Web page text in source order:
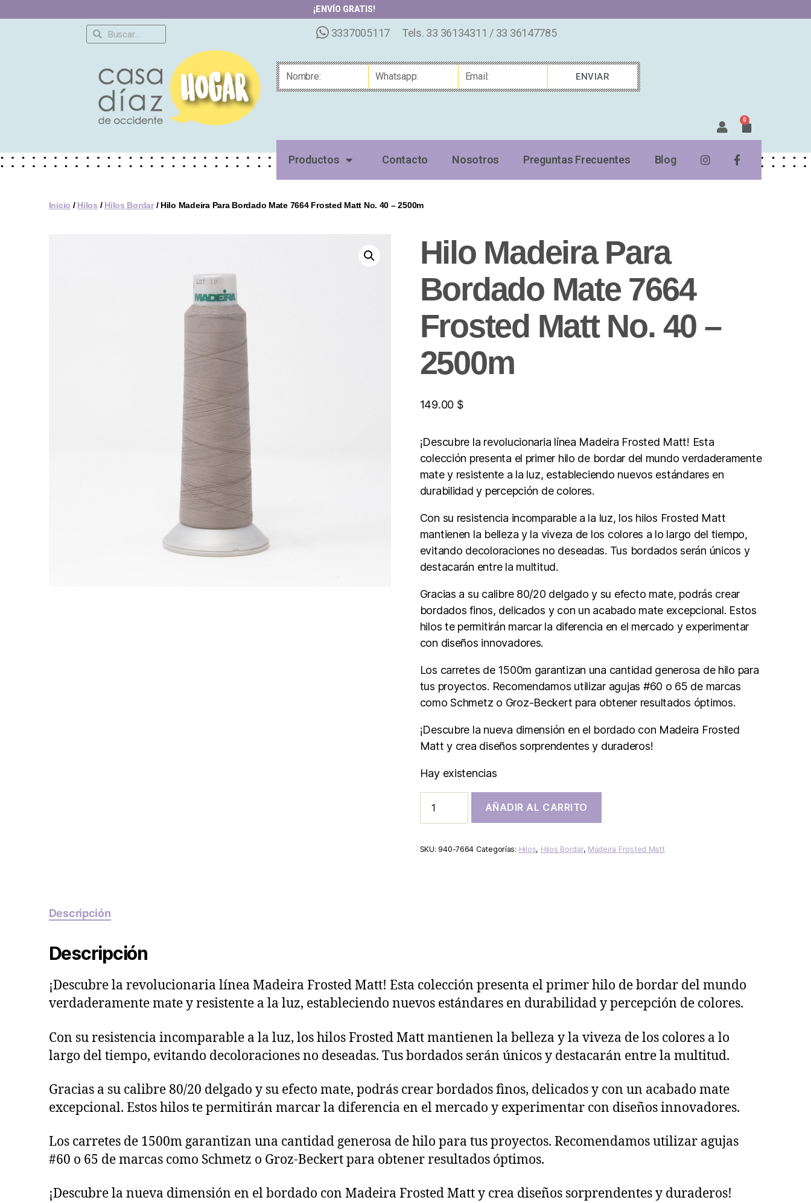
¡ENVÍO GRATIS!
3337005117 Tels. 33 36134311 / 33 36147785
0
ENVIAR
Productos Contacto Nosotros Preguntas Frecuentes Blog
Inicio / Hilos / Hilos Bordar/ Hilo Madeira Para Bordado Mate 7664 Frosted Matt No. 40 – 2500m
Hilo Madeira Para
Bordado Mate 7664
Frosted Matt No. 40 –
2500m
149.00 $
¡Descubre la revolucionaria línea Madeira Frosted Matt! Esta
colección presenta el primer hilo de bordar del mundo verdaderamente
mate y resistente a la luz, estableciendo nuevos estándares en
durabilidad y percepción de colores.
Con su resistencia incomparable a la luz, los hilos Frosted Matt
mantienen la belleza y la viveza de los colores a lo largo del tiempo,
evitando decoloraciones no deseadas. Tus bordados serán únicos y
destacarán entre la multitud.
Gracias a su calibre 80/20 delgado y su efecto mate, podrás crear
bordados finos, delicados y con un acabado mate excepcional. Estos
hilos te permitirán marcar la diferencia en el mercado y experimentar
con diseños innovadores.
Los carretes de 1500m garantizan una cantidad generosa de hilo para
tus proyectos. Recomendamos utilizar agujas #60 o 65 de marcas
como Schmetz o Groz-Beckert para obtener resultados óptimos.
¡Descubre la nueva dimensión en el bordado con Madeira Frosted
Matt y crea diseños sorprendentes y duraderos!
Hay existencias
AÑADIR AL CARRITO
SKU: 940-7664 Categorías: Hilos, Hilos Bordar, Madeira Frosted Matt
Descripción
Descripción
¡Descubre la revolucionaria línea Madeira Frosted Matt! Esta colección presenta el primer hilo de bordar del mundo
verdaderamente mate y resistente a la luz, estableciendo nuevos estándares en durabilidad y percepción de colores.
Con su resistencia incomparable a la luz, los hilos Frosted Matt mantienen la belleza y la viveza de los colores a lo
largo del tiempo, evitando decoloraciones no deseadas. Tus bordados serán únicos y destacarán entre la multitud.
Gracias a su calibre 80/20 delgado y su efecto mate, podrás crear bordados finos, delicados y con un acabado mate
excepcional. Estos hilos te permitirán marcar la diferencia en el mercado y experimentar con diseños innovadores.
Los carretes de 1500m garantizan una cantidad generosa de hilo para tus proyectos. Recomendamos utilizar agujas
#60 o 65 de marcas como Schmetz o Groz-Beckert para obtener resultados óptimos.
¡Descubre la nueva dimensión en el bordado con Madeira Frosted Matt y crea diseños sorprendentes y duraderos!